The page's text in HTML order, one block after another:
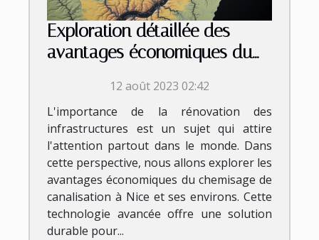
Exploration détaillée des
avantages économiques du
Nice et ses environs
12 août 2023 02:42
L'importance de la rénovation des
infrastructures est un sujet qui attire
l'attention partout dans le monde. Dans
cette perspective, nous allons explorer les
avantages économiques du chemisage de
canalisation à Nice et ses environs. Cette
technologie avancée offre une solution
durable pour...